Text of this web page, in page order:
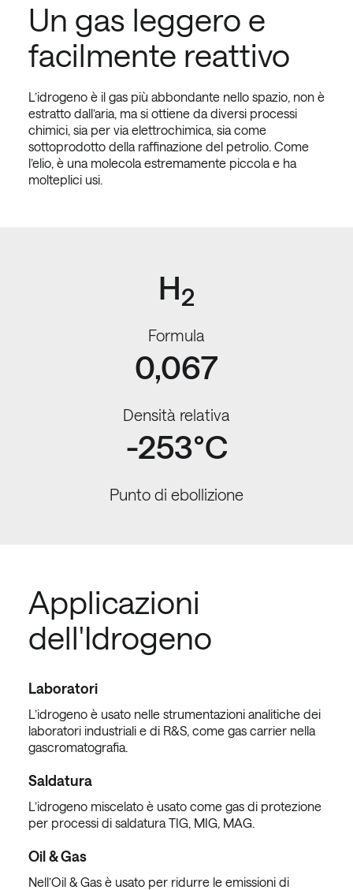
Un gas leggero e
facilmente reattivo
L’idrogeno è il gas più abbondante nello spazio, non è
estratto dall’aria, ma si ottiene da diversi processi
chimici, sia per via elettrochimica, sia come
sottoprodotto della raffinazione del petrolio. Come
l’elio, è una molecola estremamente piccola e ha
molteplici usi.
H2
Formula
0,067
Densità relativa
-253°C
Punto di ebollizione
Applicazioni
dell'Idrogeno
Laboratori
L’idrogeno è usato nelle strumentazioni analitiche dei
laboratori industriali e di R&S, come gas carrier nella
gascromatografia.
Saldatura
L’idrogeno miscelato è usato come gas di protezione
per processi di saldatura TIG, MIG, MAG.
Oil & Gas
Nell’Oil & Gas è usato per ridurre le emissioni di